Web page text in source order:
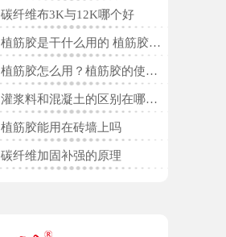
误区!
碳纤维布3K与12K哪个好
植筋胶是干什么用的 植筋胶的
用途和使用方法
植筋胶怎么用？植筋胶的使用
方法
灌浆料和混凝土的区别在哪
里？
植筋胶能用在砖墙上吗
碳纤维加固补强的原理